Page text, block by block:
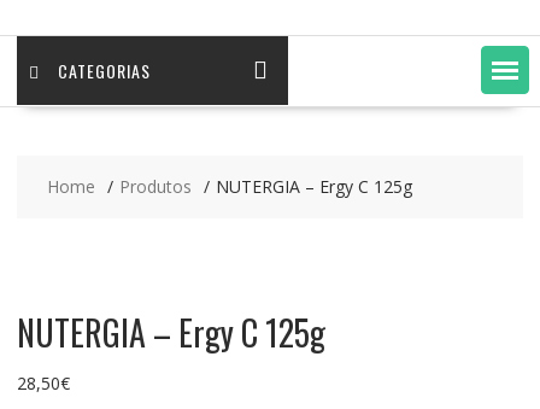
CATEGORIAS
Home Produtos NUTERGIA – Ergy C 125g
NUTERGIA – Ergy C 125g
28,50€